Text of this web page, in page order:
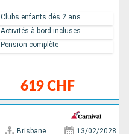
619 CHF
Clubs enfants dès 2 ans
Activités à bord incluses
Pension complète
Brisbane 13/02/2028